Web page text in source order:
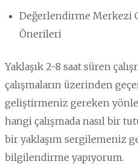
Değerlendirme Merkezi
Önerileri
Yaklaşık 2-8 saat süren
çalışmaların üzerinden
geliştirmeniz gereken
hangi çalışmada nasıl bir
bir yaklaşım sergilemeniz
bilgilendirme yapıyorum.